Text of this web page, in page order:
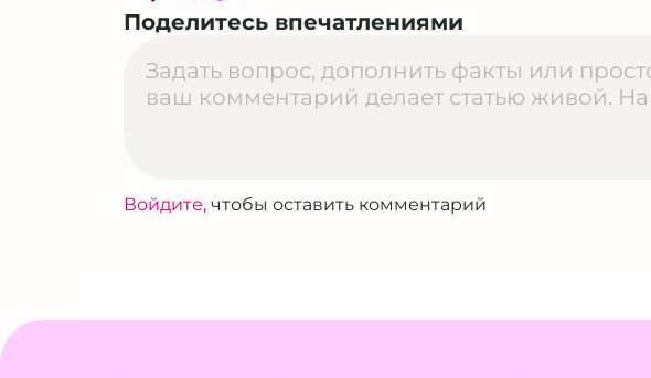
Поделитесь впечатлениями
Войдите, чтобы оставить комментарий